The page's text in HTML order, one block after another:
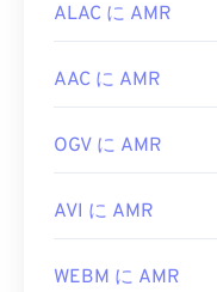
ALAC に AMR
AAC に AMR
OGV に AMR
AVI に AMR
WEBM に AMR